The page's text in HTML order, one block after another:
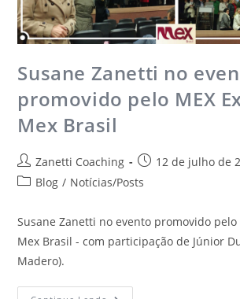
Susane Zanetti no
promovido pelo MEX
Mex Brasil
Zanetti Coaching
12 de julho de
Blog / Notícias/Posts
Susane Zanetti no evento promovido pelo
Mex Brasil - com participação de Júnior
Madero).